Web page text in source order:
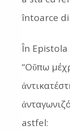
întoarce
În Epistola
“Οὔπω
astfel: